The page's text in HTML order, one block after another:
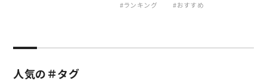
ランキング
おすすめ
人気の＃タグ